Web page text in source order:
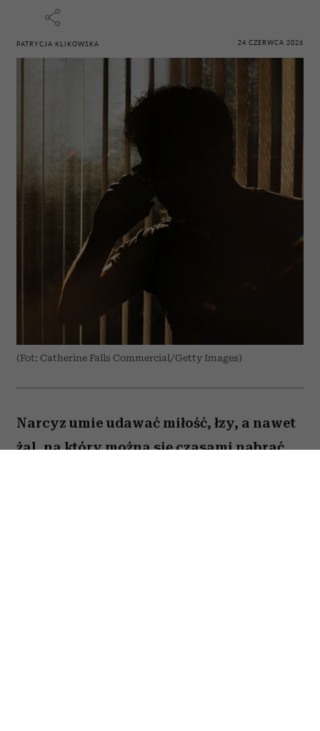
PATRYCJA KLIKOWSKA 24 CZERWCA 2026
(Fot: Catherine Falls Commercial/Getty Images)
Narcyz umie udawać miłość, łzy, a nawet
żal, na który można się czasami nabrać.